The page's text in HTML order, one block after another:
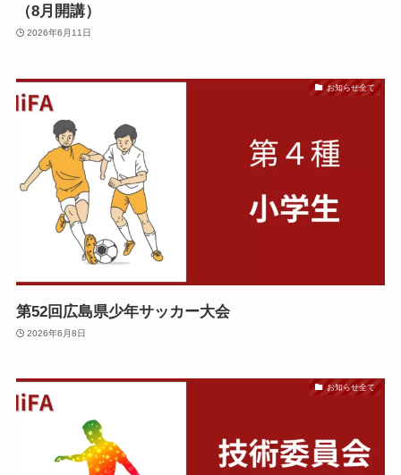
（8月開講）
2026年6月11日
お知らせ全て
第52回広島県少年サッカー大会
2026年6月8日
お知らせ全て